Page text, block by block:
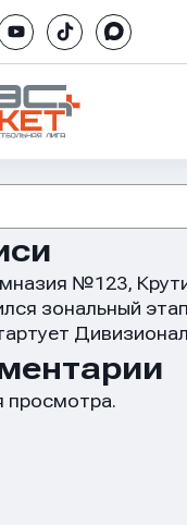
№123,
зональный
просмотра.